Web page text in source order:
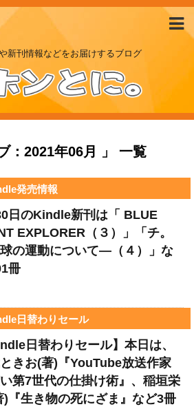
新刊情報などをお届けするブログ
：2021年06月 」 一覧
発売情報
日のKindle新刊は「 BLUE
EXPLORER（３）」「チ。
の運動について―（４）」な
冊
日替わりセール
日替わりセール】本日は、
きお(著)『YouTube放送作家
第7世代の仕掛け術』、稲垣栄
)『生き物の死にざま』など3冊